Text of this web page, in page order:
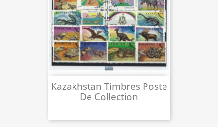
Kazakhstan Timbres Poste
De Collection